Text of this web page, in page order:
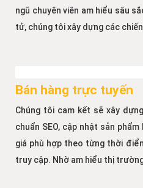
ngũ chuyên viên am hiểu sâu
tử, chúng tôi xây dựng các
Bán hàng trực tuyến
Chúng tôi cam kết sẽ xây
chuẩn SEO, cập nhật sản
giá phù hợp theo từng thời
truy cập. Nhờ am hiểu thị